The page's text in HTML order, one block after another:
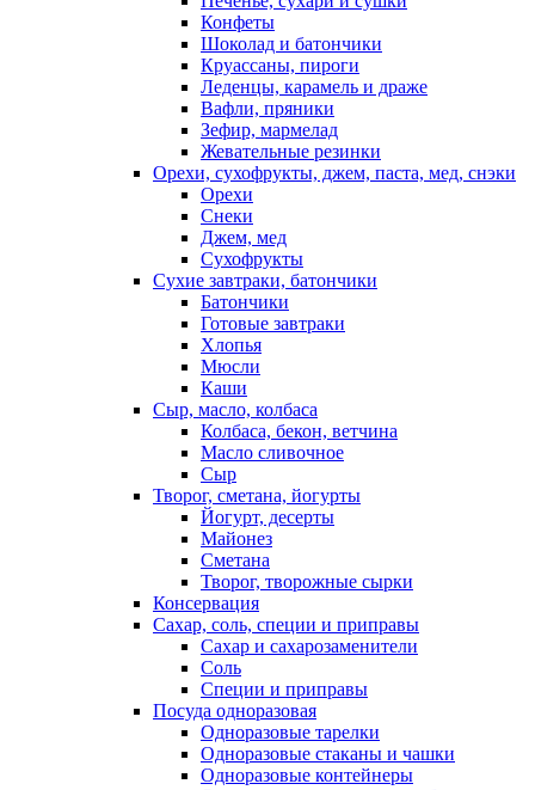
Конфеты
Шоколад и батончики
Круассаны, пироги
Леденцы, карамель и драже
Вафли, пряники
Зефир, мармелад
Жевательные резинки
Орехи, сухофрукты, джем, паста, мед, снэки
Орехи
Снеки
Джем, мед
Сухофрукты
Сухие завтраки, батончики
Батончики
Готовые завтраки
Хлопья
Мюсли
Каши
Сыр, масло, колбаса
Колбаса, бекон, ветчина
Масло сливочное
Сыр
Творог, сметана, йогурты
Йогурт, десерты
Майонез
Сметана
Творог, творожные сырки
Консервация
Сахар, соль, специи и приправы
Сахар и сахарозаменители
Соль
Специи и приправы
Посуда одноразовая
Одноразовые тарелки
Одноразовые стаканы и чашки
Одноразовые контейнеры